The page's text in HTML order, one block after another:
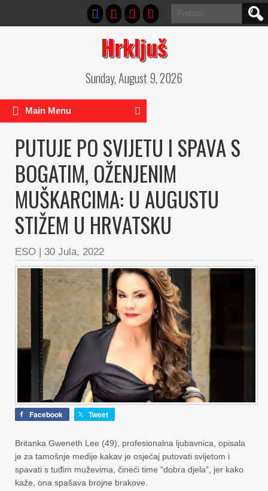
Pretraga:
Hrkljuš
Sunday, August 9, 2026
Main Menu
PUTUJE PO SVIJETU I SPAVA S
BOGATIM, OŽENJENIM
MUŠKARCIMA: U AUGUSTU
STIŽEM U HRVATSKU
ESO | 30 Jula, 2022
Facebook Tweet
Britanka Gweneth Lee (49), profesionalna ljubavnica, opisala
je za tamošnje medije kakav je osjećaj putovati svijetom i
spavati s tuđim muževima, čineći time “dobra djela”, jer kako
kaže, ona spašava brojne brakove.